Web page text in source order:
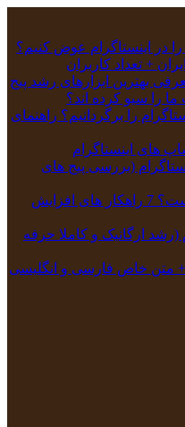
در اینستاگرام عوض کنیم؟
+ تعداد کاربران
بهترین ابزارهای رشد پیج
را سیو کرده اند؟
را برگردانیم؟ راهنمای
های اینستاگرام
(بررسی پیج های
ریچ و ایمپرشن اینستاگرام چیست؟ 7 راهکار های افزایش
ارگانیک و کاملا حرفه